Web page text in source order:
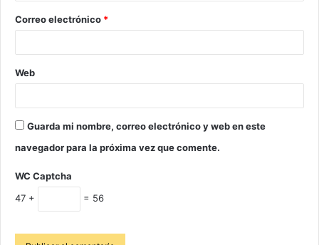
Correo electrónico *
Web
Guarda mi nombre, correo electrónico y web en este
navegador para la próxima vez que comente.
WC Captcha
47 +
= 56